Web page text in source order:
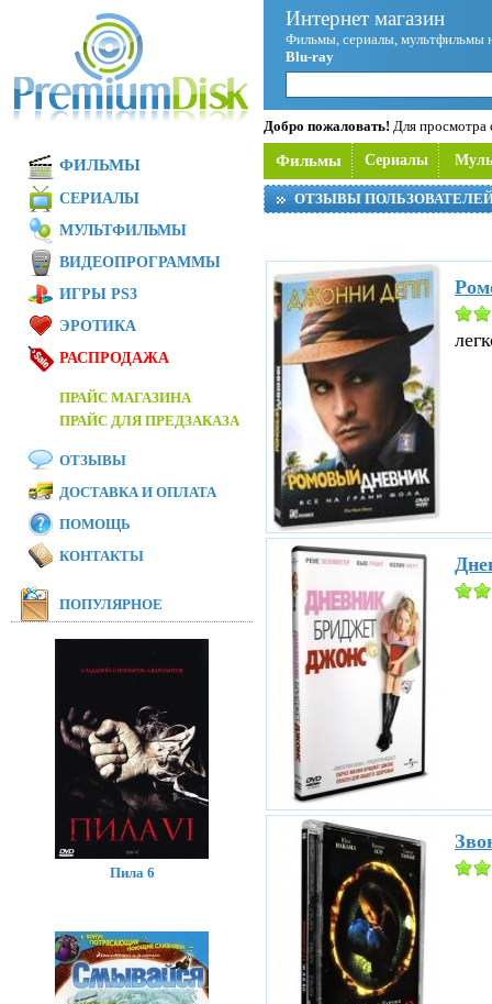
Интернет магазин
Фильмы, сериалы, мультфильмы
Blu-ray
Добро пожаловать! Для просмотра
Фильмы Сериалы
ОТЗЫВЫ
ФИЛЬМЫ
СЕРИАЛЫ
МУЛЬТФИЛЬМЫ
ВИДЕОПРОГРАММЫ
ИГРЫ PS3
ЭРОТИКА
РАСПРОДАЖА
ПРАЙС МАГАЗИНА
ПРАЙС ДЛЯ ПРЕДЗАКАЗА
ОТЗЫВЫ
ДОСТАВКА И ОПЛАТА
ПОМОЩЬ
КОНТАКТЫ
ПОПУЛЯРНОЕ
Пила 6